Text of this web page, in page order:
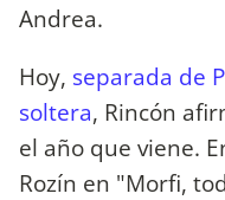
Andrea.
Hoy, separada de
soltera, Rincón
el año que viene.
Rozín en "Morfi,